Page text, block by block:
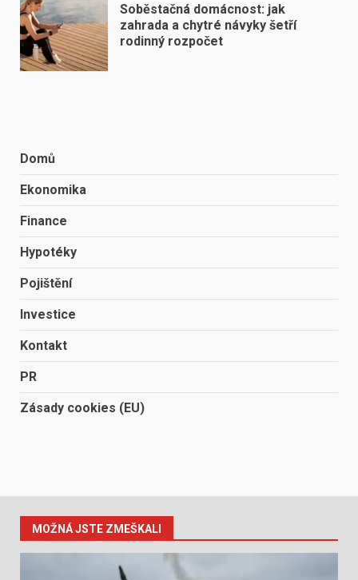
Soběstačná domácnost: jak
zahrada a chytré návyky šetří
rodinný rozpočet
Domů
Ekonomika
Finance
Hypotéky
Pojištění
Investice
Kontakt
PR
Zásady cookies (EU)
MOŽNÁ JSTE ZMEŠKALI